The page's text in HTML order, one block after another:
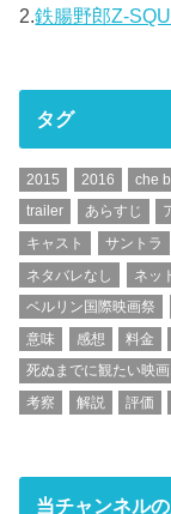
2.鉄腸野郎Z-
タグ
2015 2016 che
trailer
あらすじ
キャスト
サントラ
ネタバレなし
ネッ
ベルリン国際映画祭
意味
感想 料金
死ぬまでに観たい映
考察
解説 評価
当チャンネル